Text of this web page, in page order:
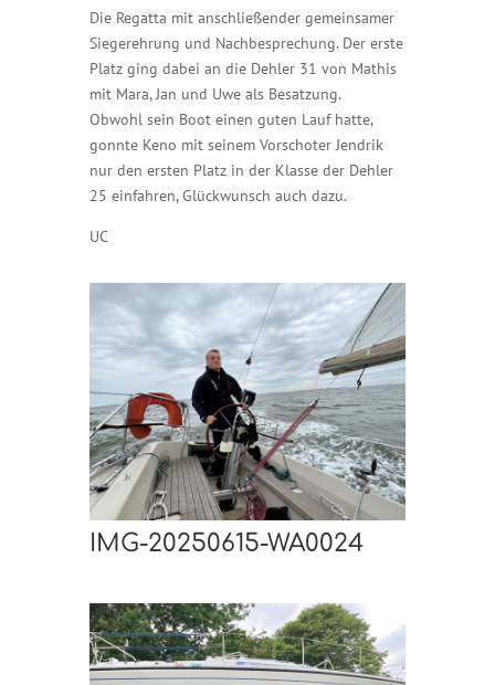
Die Regatta mit anschließender gemeinsamer
Siegerehrung und Nachbesprechung. Der erste
Platz ging dabei an die Dehler 31 von Mathis
mit Mara, Jan und Uwe als Besatzung.
Obwohl sein Boot einen guten Lauf hatte,
gonnte Keno mit seinem Vorschoter Jendrik
nur den ersten Platz in der Klasse der Dehler
25 einfahren, Glückwunsch auch dazu.
UC
IMG-20250615-WA0024